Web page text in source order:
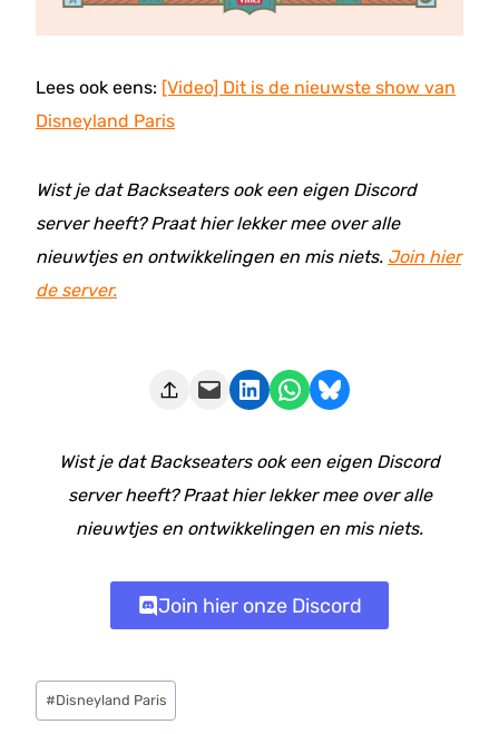
Lees ook eens: [Video] Dit is de nieuwste show van
Disneyland Paris
Wist je dat Backseaters ook een eigen Discord
server heeft? Praat hier lekker mee over alle
nieuwtjes en ontwikkelingen en mis niets. Join hier
de server.
Deze pagina e-mailen Delen op LinkedIn Delen via WhatsApp Share on Bluesky
Wist je dat Backseaters ook een eigen Discord
server heeft? Praat hier lekker mee over alle
nieuwtjes en ontwikkelingen en mis niets.
Join hier onze Discord
Bericht
tags:
#Disneyland Paris